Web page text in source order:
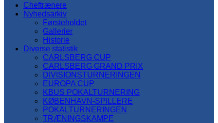
Cheftrænere
Nyhedsarkiv
Førsteholdet
Gallerier
Historie
Diverse statistik
CARLSBERG CUP
CARLSBERG GRAND PRIX
DIVISIONSTURNERINGEN
EUROPA CUP
KBUS POKALTURNERING
KØBENHAVN-SPILLERE
POKALTURNERINGEN
TRÆNINGSKAMPE